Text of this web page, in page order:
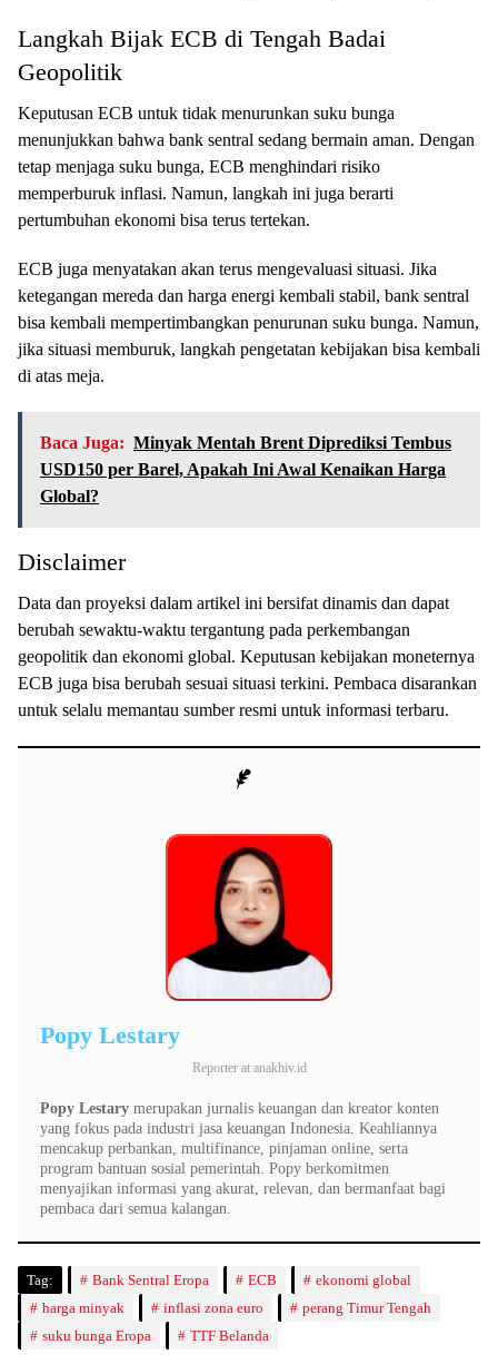
Langkah Bijak ECB di Tengah Badai
Geopolitik
Keputusan ECB untuk tidak menurunkan suku bunga
menunjukkan bahwa bank sentral sedang bermain aman. Dengan
tetap menjaga suku bunga, ECB menghindari risiko
memperburuk inflasi. Namun, langkah ini juga berarti
pertumbuhan ekonomi bisa terus tertekan.
ECB juga menyatakan akan terus mengevaluasi situasi. Jika
ketegangan mereda dan harga energi kembali stabil, bank sentral
bisa kembali mempertimbangkan penurunan suku bunga. Namun,
jika situasi memburuk, langkah pengetatan kebijakan bisa kembali
di atas meja.
Baca Juga: Minyak Mentah Brent Diprediksi Tembus
USD150 per Barel, Apakah Ini Awal Kenaikan Harga
Global?
Disclaimer
Data dan proyeksi dalam artikel ini bersifat dinamis dan dapat
berubah sewaktu-waktu tergantung pada perkembangan
geopolitik dan ekonomi global. Keputusan kebijakan moneternya
ECB juga bisa berubah sesuai situasi terkini. Pembaca disarankan
untuk selalu memantau sumber resmi untuk informasi terbaru.
Popy Lestary
Reporter at anakhiv.id
Popy Lestary merupakan jurnalis keuangan dan kreator konten
yang fokus pada industri jasa keuangan Indonesia. Keahliannya
mencakup perbankan, multifinance, pinjaman online, serta
program bantuan sosial pemerintah. Popy berkomitmen
menyajikan informasi yang akurat, relevan, dan bermanfaat bagi
pembaca dari semua kalangan.
Tag: Bank Sentral Eropa ECB
ekonomi global
harga minyak
inflasi zona euro
perang Timur Tengah
suku bunga Eropa
TTF Belanda